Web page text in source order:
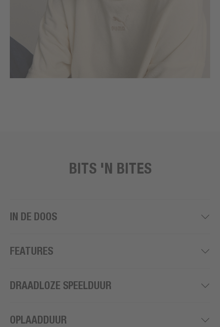
BITS 'N BITES
IN DE DOOS
FEATURES
DRAADLOZE SPEELDUUR
OPLAADDUUR